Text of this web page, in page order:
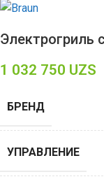
Электрогриль
1 032 750 UZS
БРЕНД
УПРАВЛЕНИЕ